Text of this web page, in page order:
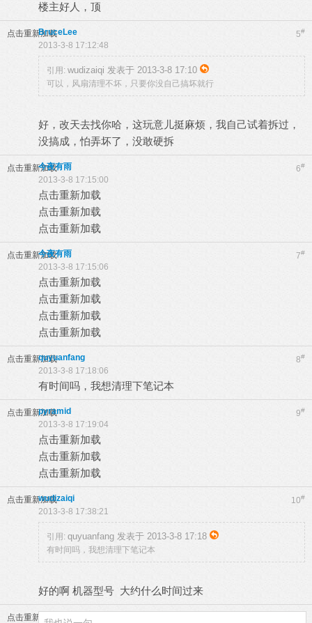
楼主好人，顶
点击重新加载 5#
BruceLee
2013-3-8 17:12:48
引用: wudizaiqi 发表于 2013-3-8 17:10
可以，风扇清理不坏，只要你没自己搞坏就行
好，改天去找你哈，这玩意儿挺麻烦，我自己试着拆过，
没搞成，怕弄坏了，没敢硬拆
点击重新加载 6#
今夜有雨
2013-3-8 17:15:00
点击重新加载
点击重新加载
点击重新加载
点击重新加载 7#
今夜有雨
2013-3-8 17:15:06
点击重新加载
点击重新加载
点击重新加载
点击重新加载
点击重新加载 8#
quyuanfang
2013-3-8 17:18:06
有时间吗，我想清理下笔记本
点击重新加载 9#
pyramid
2013-3-8 17:19:04
点击重新加载
点击重新加载
点击重新加载
点击重新加载 10#
wudizaiqi
2013-3-8 17:38:21
引用: quyuanfang 发表于 2013-3-8 17:18
有时间吗，我想清理下笔记本
好的啊 机器型号 大约什么时间过来
点击重新加载